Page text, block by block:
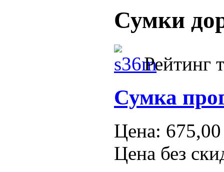
Сумки
Рейтинг
Сумка
Цена:
Цена без